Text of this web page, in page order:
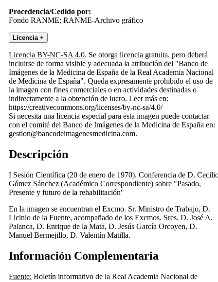
Procedencia/Cedido por:
Fondo RANME; RANME-Archivo gráfico
Licencia +
Licencia BY-NC-SA 4.0. Se otorga licencia gratuita, pero deberá
incluirse de forma visible y adecuada la atribución del "Banco de
Imágenes de la Medicina de España de la Real Academia Nacional
de Medicina de España". Queda expresamente prohibido el uso de
la imagen con fines comerciales o en actividades destinadas o
indirectamente a la obtención de lucro. Leer más en:
https://creativecommons.org/licenses/by-nc-sa/4.0/
Si necesita una licencia especial para esta imagen puede contactar
con el comité del Banco de Imágenes de la Medicina de España en:
gestion@bancodeimagenesmedicina.com.
Descripción
I Sesión Científica (20 de enero de 1970). Conferencia de D.
Gómez Sánchez (Académico Correspondiente) sobre "Pasado,
Presente y futuro de la rehabilitación"
En la imagen se encuentran el Excmo. Sr. Ministro de Trabajo, D.
Licinio de la Fuente, acompañado de los Excmos. Sres. D. José A.
Palanca, D. Enrique de la Mata, D. Jesús García Orcoyen, D.
Manuel Bermejillo, D. Valentín Matilla.
Información Complementaria
Fuente: Boletín informativo de la Real Academia Nacional de